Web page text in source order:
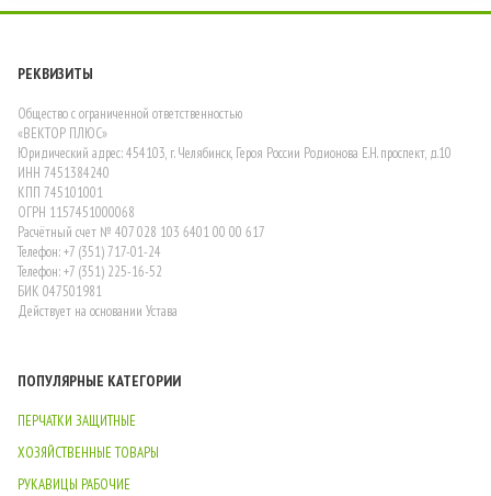
РЕКВИЗИТЫ
Общество с ограниченной ответственностью
«ВЕКТОР ПЛЮС»
Юридический адрес: 454103, г. Челябинск, Героя России Родионова Е.Н. проспект, д.10
ИНН 7451384240
КПП 745101001
ОГРН 1157451000068
Расчётный счет № 407 028 103 6401 00 00 617
Телефон: +7 (351) 717-01-24
Телефон: +7 (351) 225-16-52
БИК 047501981
Действует на основании Устава
ПОПУЛЯРНЫЕ КАТЕГОРИИ
ПЕРЧАТКИ ЗАЩИТНЫЕ
ХОЗЯЙСТВЕННЫЕ ТОВАРЫ
РУКАВИЦЫ РАБОЧИЕ